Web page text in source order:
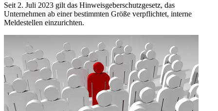
Seit 2. Juli 2023 gilt das Hinweisgeberschutzgesetz, das
Unternehmen ab einer bestimmten Größe verpflichtet, interne
Meldestellen einzurichten.